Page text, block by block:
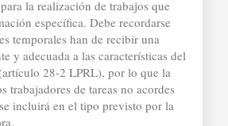
la realización de trabajos que
específica. Debe recordarse
temporales han de recibir una
y adecuada a las características del
28-2 LPRL), por lo que la
trabajadores de tareas no acordes
incluirá en el tipo previsto por la